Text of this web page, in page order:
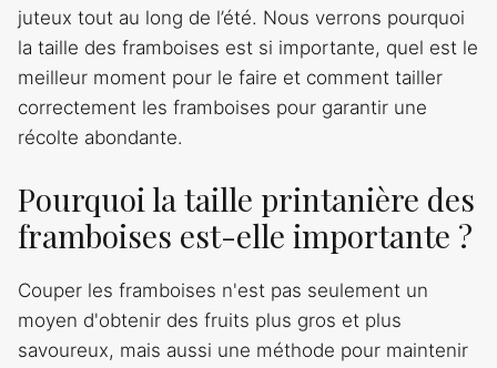
juteux tout au long de l’été. Nous verrons pourquoi
la taille des framboises est si importante, quel est le
meilleur moment pour le faire et comment tailler
correctement les framboises pour garantir une
récolte abondante.
Pourquoi la taille printanière des
framboises est-elle importante ?
Couper les framboises n'est pas seulement un
moyen d'obtenir des fruits plus gros et plus
savoureux, mais aussi une méthode pour maintenir